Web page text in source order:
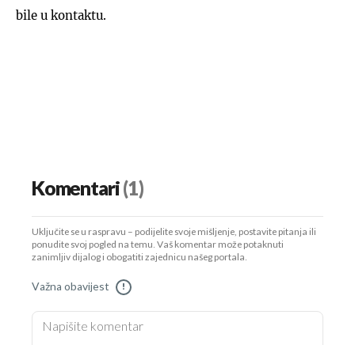
bile u kontaktu.
Komentari(1)
Uključite se u raspravu – podijelite svoje mišljenje, postavite pitanja ili
ponudite svoj pogled na temu. Vaš komentar može potaknuti
zanimljiv dijalog i obogatiti zajednicu našeg portala.
Važna obavijest !